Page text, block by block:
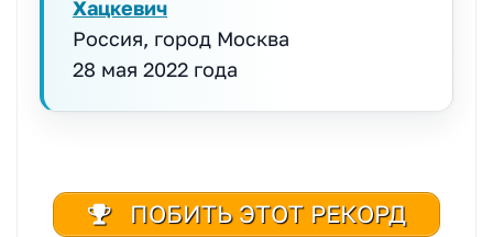
Хацкевич
Россия, город Москва
28 мая 2022 года
ПОБИТЬ ЭТОТ РЕКОРД